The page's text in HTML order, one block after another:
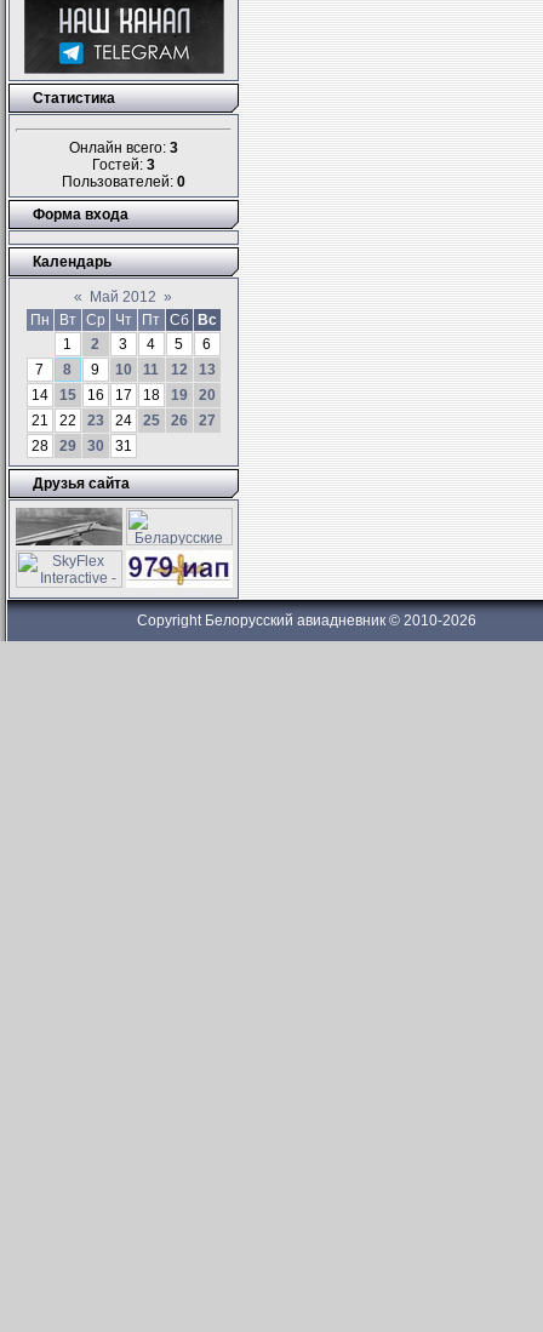
Статистика
Онлайн всего: 3
Гостей: 3
Пользователей: 0
Форма входа
Календарь
« Май 2012 »
Пн
Вт Ср Чт Пт Сб
Вс
1
2 3 4 5
6
7
8 9 10 11 12
13
14
15 16 17 18 19
20
21
22 23 24 25 26
27
28
29 30 31
Друзья сайта
Copyright Белорусский авиадневник © 2010-2026